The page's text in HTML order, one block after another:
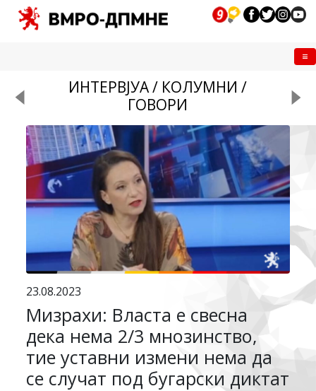
ИНТЕРВЈУА / КОЛУМНИ /
ГОВОРИ
23.08.2023
Мизрахи: Власта е свесна
дека нема 2/3 мнозинство,
тие уставни измени нема да
се случат под бугарски диктат